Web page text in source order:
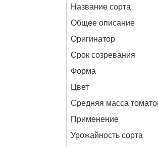
Название сорта
Общее описание
Оригинатор
Срок созревания
Форма
Цвет
Средняя масса
Применение
Урожайность сорта